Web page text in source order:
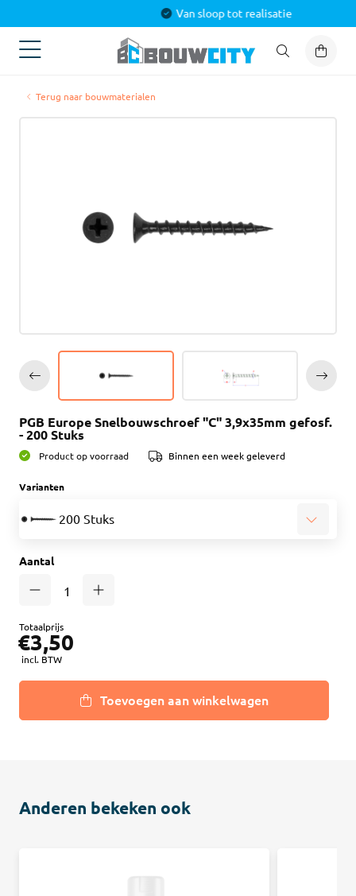
Van sloop tot realisatie
Terug naar bouwmaterialen
PGB Europe Snelbouwschroef "C" 3,9x35mm gefosf.
- 200 Stuks
Product op voorraad Binnen een week geleverd
Varianten
200 Stuks
Aantal
Totaalprijs
€3,50
incl. BTW
Toevoegen aan winkelwagen
Anderen bekeken ook